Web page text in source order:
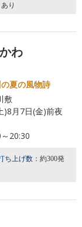
あり
わ
夏の風物詩
敷
)8月7日(金)前夜
20:30
ち上げ数： 約300発